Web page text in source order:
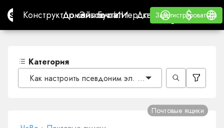
Site.proКонструктор сайтов с ИИ
Конструктор сайтов с ИИ
Домены
ДоменыЭл. почта
Эл. почта
Бухгалтерская программа
Бухгалтерская программа
Для
Для Реселлеров
ВАЙТ ЛЕЙБЛ
Обучение
Обучение
Зарегистрироваться
Зарегистрироваться
Войти $
$
Категория
Как настроить псевдоним эл. почты?
Почтовые ящики